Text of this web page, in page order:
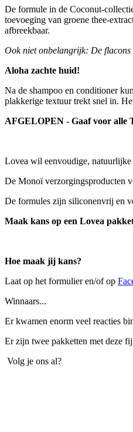
De formule in de Coconut-
toevoeging van groene thee-
afbreekbaar.
Ook niet onbelangrijk: De flacons
Aloha zachte huid!
Na de shampoo en conditioner
plakkerige textuur trekt snel in.
AFGELOPEN - Gaaf voor alle
Lovea wil eenvoudige, natuurlijke
De Monoï verzorgingsproducten
De formules zijn siliconenvrij en
Maak kans op een Lovea
Hoe maak jij kans?
Laat op het formulier en/of op
Winnaars...
Er kwamen enorm veel reacties
Er zijn twee pakketten met deze
Volg je ons al?